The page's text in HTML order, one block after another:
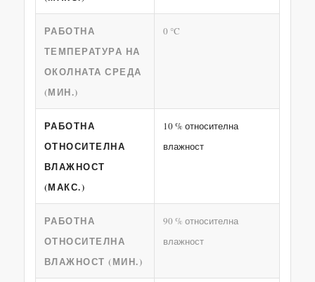
РАБОТНА
ТЕМПЕРАТУРА НА
ОКОЛНАТА СРЕДА
(МИН.)
0 °C
РАБОТНА
ОТНОСИТЕЛНА
ВЛАЖНОСТ
(МАКС.)
10 % относителна
влажност
РАБОТНА
ОТНОСИТЕЛНА
ВЛАЖНОСТ (МИН.)
90 % относителна
влажност